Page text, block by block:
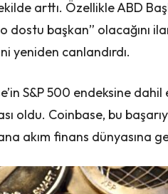
arttı. Özellikle ABD
dostu başkan” olacağını
yeniden canlandırdı.
S&P 500 endeksine dahil
oldu. Coinbase, bu
ana akım finans dünyasına